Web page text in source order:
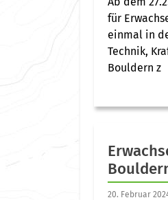
für
einmal in
Technik,
Bouldern z
20. Februar